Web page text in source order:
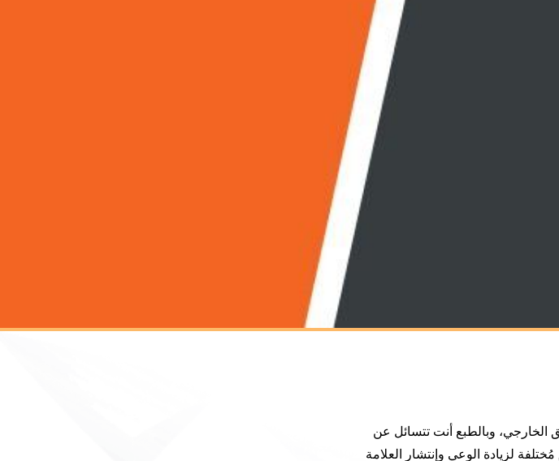
وبالطبع أنت تتسائل عن
لزيادة الوعي وإنتشار العلامة